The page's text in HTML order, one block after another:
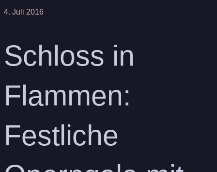
4. Juli 2016
Schloss in
Flammen:
Festliche